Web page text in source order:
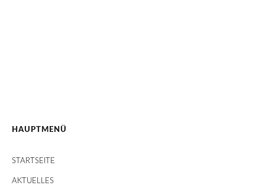
HAUPTMENÜ
STARTSEITE
AKTUELLES